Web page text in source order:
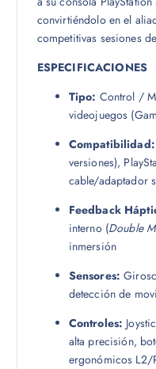
convirtiéndolo en el
competitivas sesiones
ESPECIFICACIONES
Tipo: Control /
videojuegos
Compatibilidad:
versiones),
cable/adaptador
Feedback
interno (Double
inmersión
Sensores:
detección de
Controles:
alta precisión,
ergonómicos L2/